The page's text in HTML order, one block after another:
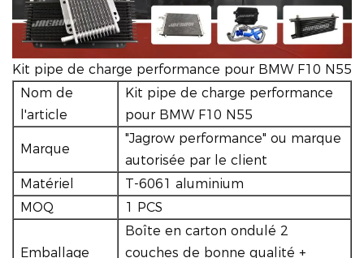
Kit pipe de charge performance pour BMW F10 N55
Nom de
l'article
Kit pipe de charge performance
pour BMW F10 N55
Marque
"Jagrow performance" ou marque
autorisée par le client
Matériel
T-6061 aluminium
MOQ
1 PCS
Emballage
Boîte en carton ondulé 2
couches de bonne qualité +